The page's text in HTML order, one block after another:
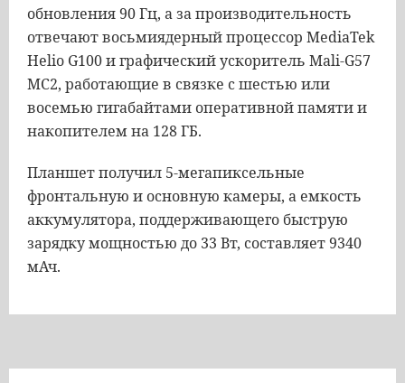
обновления 90 Гц, а за производительность
отвечают восьмиядерный процессор MediaTek
Helio G100 и графический ускоритель Mali-G57
MC2, работающие в связке с шестью или
восемью гигабайтами оперативной памяти и
накопителем на 128 ГБ.
Планшет получил 5-мегапиксельные
фронтальную и основную камеры, а емкость
аккумулятора, поддерживающего быструю
зарядку мощностью до 33 Вт, составляет 9340
мАч.